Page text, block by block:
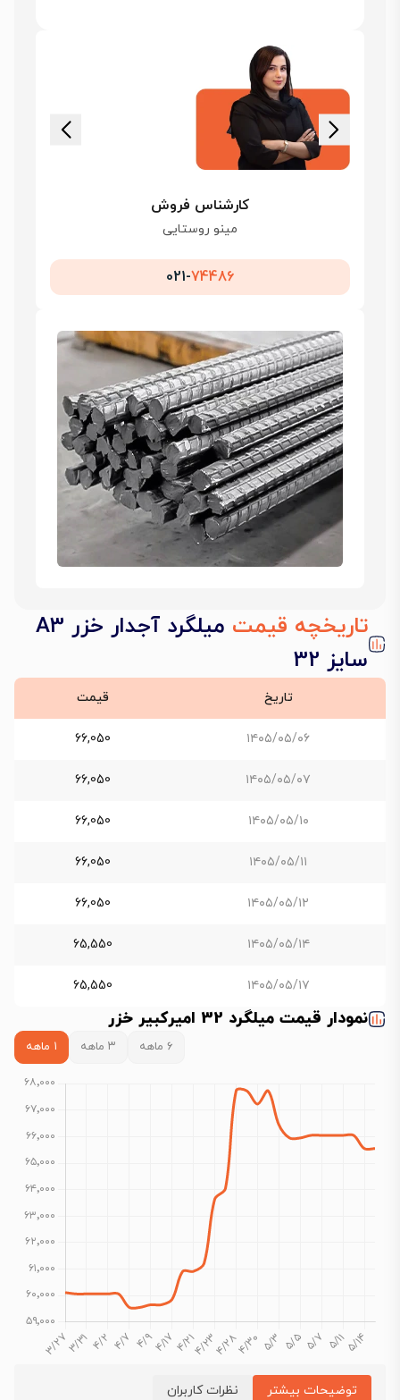
کارشناس فروش
مینو روستایی
021-74486
تاریخچه قیمت
میلگرد آجدار خزر A3
سایز 32
تاریخ قیمت
۱۴۰۵/۰۵/۰۶ 66,050
۱۴۰۵/۰۵/۰۷ 66,050
۱۴۰۵/۰۵/۱۰ 66,050
۱۴۰۵/۰۵/۱۱ 66,050
۱۴۰۵/۰۵/۱۲ 66,050
۱۴۰۵/۰۵/۱۴ 65,550
۱۴۰۵/۰۵/۱۷ 65,550
نمودار قیمت میلگرد 32 امیرکبیر خزر
۶ ماهه ۳ ماهه ۱ ماهه
توضیحات بیشتر نظرات کاربران